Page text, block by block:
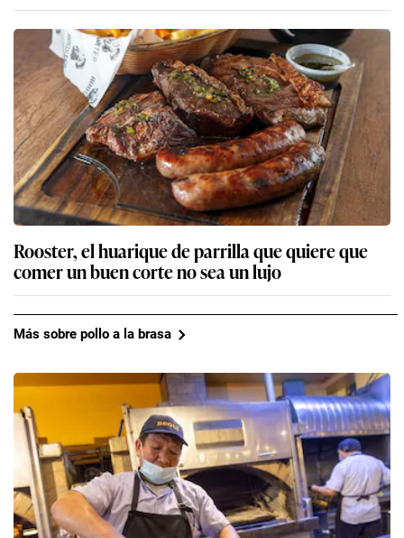
Rooster, el huarique de parrilla que quiere que
comer un buen corte no sea un lujo
Más sobre pollo a la brasa